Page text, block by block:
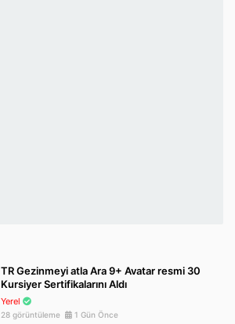
TR Gezinmeyi atla Ara 9+ Avatar resmi 30
Kursiyer Sertifikalarını Aldı
Yerel
28 görüntüleme 1 Gün Önce